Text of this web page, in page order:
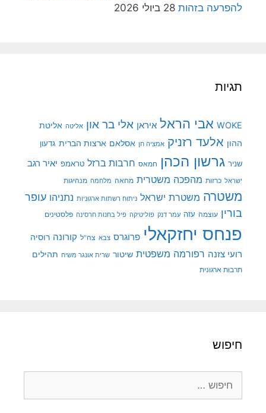
להפרעה בזהות 28 ביולי 2026
תגיות
WOKE אבי הראל איראן אלי בר און אליטה אליטת
ההון אלעד רזניק אמציה חן אסלאם ארצות הברית גדעון
שניר גרשון הכהן חמאס חרבות ברזל טראמפ יאיר רגב
ישראל כרזות מהפכה משטרית מחאה מלחמה מנהיגות
משטרה משטרת ישראל ניתוח רשתות ארגוניות נתניהו עופר
בורין עוצמה עזה עמר דנק פוליטיקה פיל בחנות חרסינה פלסטינים
פנחס יחזקאלי פרוגרס צבא צה"ל קורונה רוסיה
רועי צזנה רפורמה משפטית שיטור שרית אונגר משיח תהילים
תרבות ארגונית
חיפוש